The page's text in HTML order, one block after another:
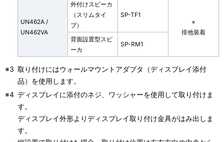
UN462A /
UN462VA
外付けスピーカ
（スリムタイ
プ）
SP-TF1
×
排他装着
背面設置型スピ
ーカ
SP-RM1
※3 取り付けにはウォールマウントアダプタ（ディスプレイ添付
品）を使用します。
※4 ディスプレイに添付のネジ、ワッシャーを使用して取り付けま
す。
ディスプレイ外形よりディスプレイ取り付け金具がはみ出しま
す。